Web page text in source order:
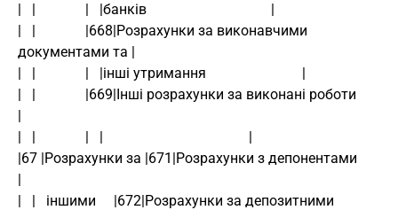
|   |              |   |банків                                   |
|   |              |668|Розрахунки за виконавчими
документами та |
|   |              |   |інші утримання                           |
|   |              |669|Інші розрахунки за виконані роботи
|
|   |              |   |                                         |
|67 |Розрахунки за |671|Розрахунки з депонентами
|
|   |   іншими     |672|Розрахунки за депозитними